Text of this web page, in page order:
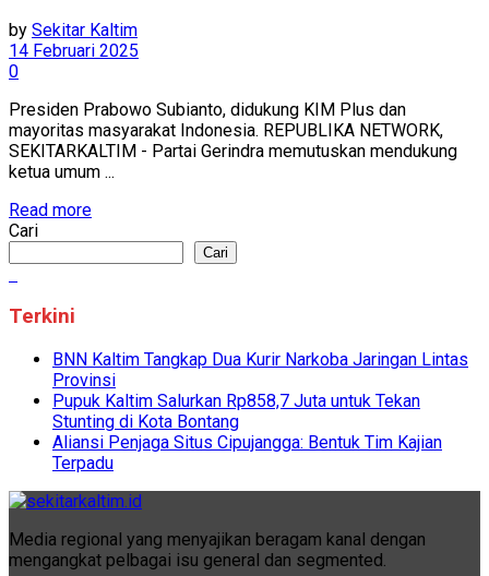
by Sekitar Kaltim
14 Februari 2025
0
Presiden Prabowo Subianto, didukung KIM Plus dan
mayoritas masyarakat Indonesia. REPUBLIKA NETWORK,
SEKITARKALTIM - Partai Gerindra memutuskan mendukung
ketua umum ...
Read more
Cari
Cari
Terkini
BNN Kaltim Tangkap Dua Kurir Narkoba Jaringan Lintas
Provinsi
Pupuk Kaltim Salurkan Rp858,7 Juta untuk Tekan
Stunting di Kota Bontang
Aliansi Penjaga Situs Cipujangga: Bentuk Tim Kajian
Terpadu
Media regional yang menyajikan beragam kanal dengan
mengangkat pelbagai isu general dan segmented.